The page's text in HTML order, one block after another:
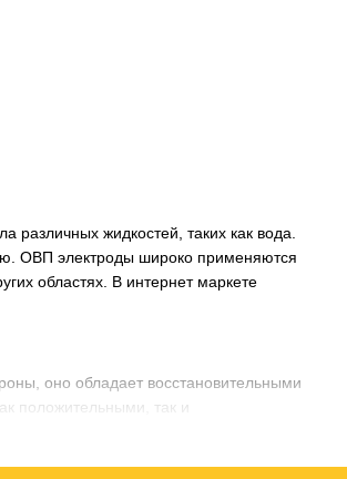
различных жидкостей, таких как вода.
ОВП электроды широко применяются
областях. В интернет маркете
оно обладает восстановительными
положительными, так и
процессами окисления и